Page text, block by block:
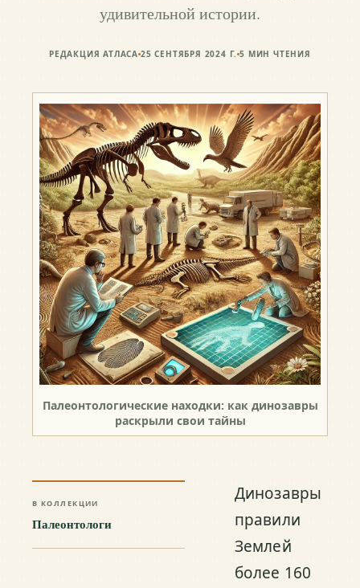
удивительной истории.
РЕДАКЦИЯ АТЛАСА 25 СЕНТЯБРЯ 2024 Г. 5 МИН ЧТЕНИЯ
Палеонтологические находки: как динозавры
раскрыли свои тайны
В КОЛЛЕКЦИИ
Палеонтологи
Динозавры
правили
Землей
более 160